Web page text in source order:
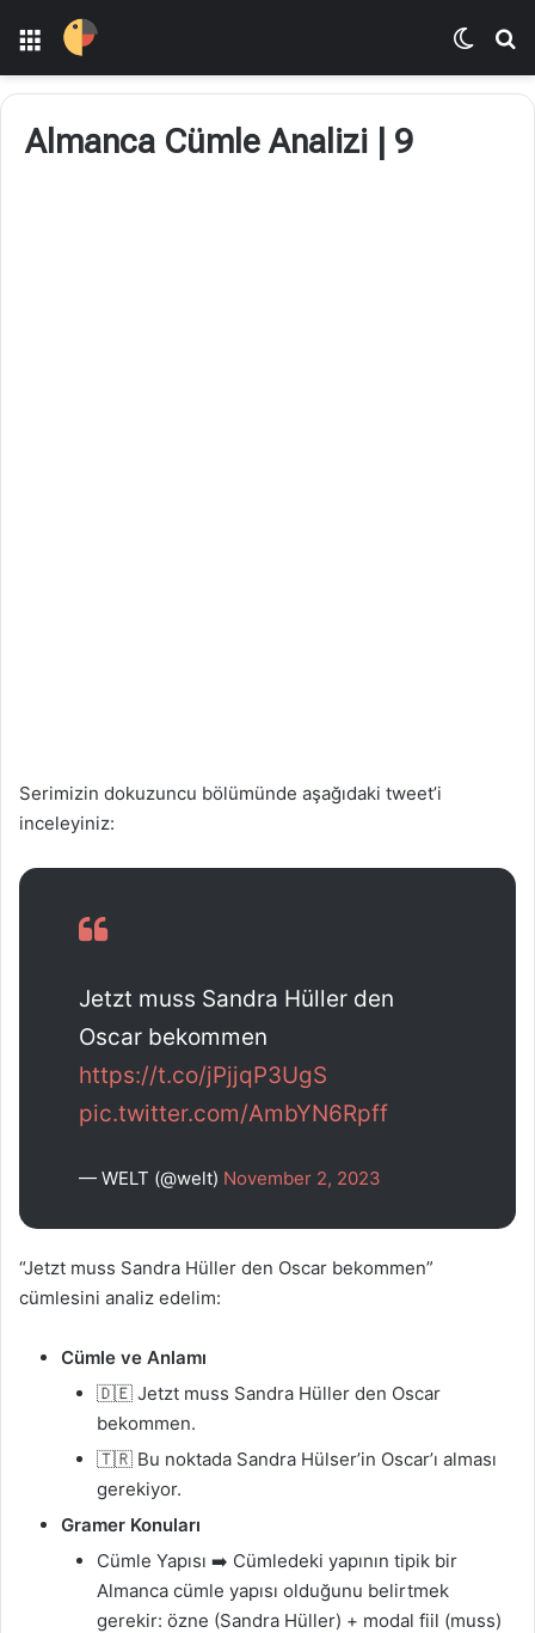
Menü Dış
Almanca Cümle Analizi | 9
Serimizin dokuzuncu bölümünde aşağıdaki tweet’i
inceleyiniz:
Jetzt muss Sandra Hüller den
Oscar bekommen
https://t.co/jPjjqP3UgS
pic.twitter.com/AmbYN6Rpff
— WELT (@welt) November 2, 2023
“Jetzt muss Sandra Hüller den Oscar bekommen”
cümlesini analiz edelim:
Cümle ve Anlamı
🇩🇪 Jetzt muss Sandra Hüller den Oscar
bekommen.
🇹🇷 Bu noktada Sandra Hülser’in Oscar’ı alması
gerekiyor.
Gramer Konuları
Cümle Yapısı ➡️ Cümledeki yapının tipik bir
Almanca cümle yapısı olduğunu belirtmek
gerekir: özne (Sandra Hüller) + modal fiil (muss)